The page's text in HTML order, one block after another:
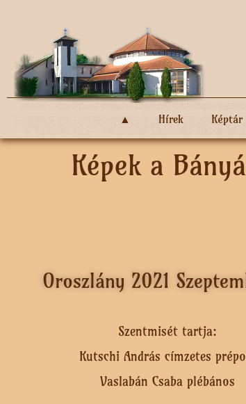
▲ Hírek Képtár
Képek a
Oroszlány 2021
Szentmisét tartja:
Kutschi András címzetes
Vaslabán Csaba plébános